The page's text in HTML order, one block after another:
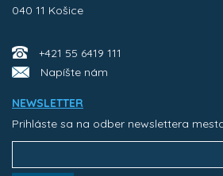
040 11 Košice
+421 55 6419 111
Napíšte nám
NEWSLETTER
Prihláste sa na odber newslettera